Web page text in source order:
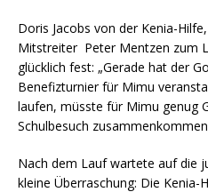
Doris Jacobs von der Kenia-
Mitstreiter Peter Mentzen zum
glücklich fest: „Gerade hat der
Benefizturnier für Mimu
laufen, müsste für Mimu genug
Schulbesuch
Nach dem Lauf wartete auf die
kleine Überraschung: Die Kenia-